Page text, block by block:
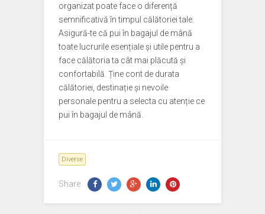
organizat poate face o diferență
semnificativă în timpul călătoriei tale.
Asigură-te că pui în bagajul de mână
toate lucrurile esențiale și utile pentru a
face călătoria ta cât mai plăcută și
confortabilă. Ține cont de durata
călătoriei, destinație și nevoile
personale pentru a selecta cu atenție ce
pui în bagajul de mână.
Diverse
Share: